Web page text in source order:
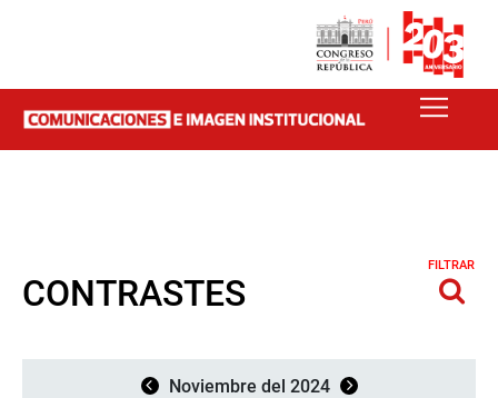
CONTRASTES
FILTRAR
Noviembre del 2024